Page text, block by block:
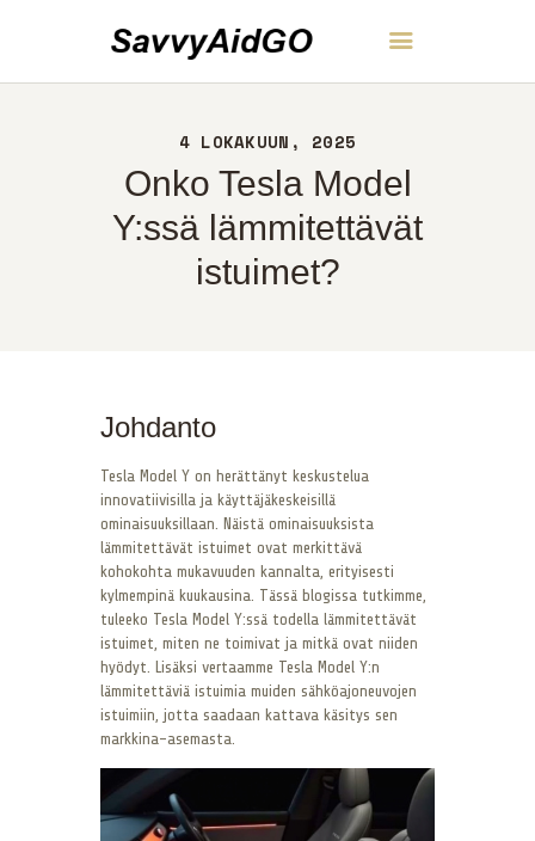
4 LOKAKUUN, 2025
Onko Tesla Model
Y:ssä lämmitettävät
istuimet?
SavvyAidGO
NOIN
YHTEYS
POLITIIKKA
Johdanto
Tesla Model Y on herättänyt keskustelua
innovatiivisilla ja käyttäjäkeskeisillä
ominaisuuksillaan. Näistä ominaisuuksista
lämmitettävät istuimet ovat merkittävä
kohokohta mukavuuden kannalta, erityisesti
kylmempinä kuukausina. Tässä blogissa tutkimme,
tuleeko Tesla Model Y:ssä todella lämmitettävät
istuimet, miten ne toimivat ja mitkä ovat niiden
hyödyt. Lisäksi vertaamme Tesla Model Y:n
lämmitettäviä istuimia muiden sähköajoneuvojen
istuimiin, jotta saadaan kattava käsitys sen
markkina-asemasta.